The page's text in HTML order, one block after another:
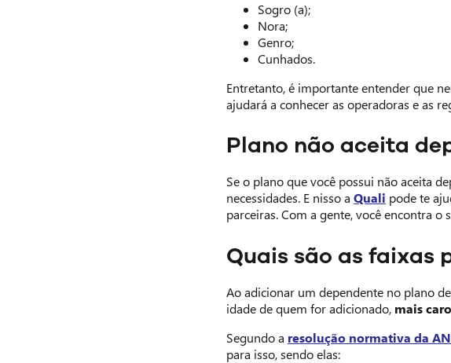
Sogro (a);
Nora;
Genro;
Cunhados.
Entretanto, é importante entender que
ajudará a conhecer as operadoras e as
Plano não aceita
Se o plano que você possui não aceita
necessidades. E nisso a Quali pode te
parceiras. Com a gente, você encontra
Quais são as faixas
Ao adicionar um dependente no plano
idade de quem for adicionado, mais
Segundo a resolução normativa da
para isso, sendo elas: